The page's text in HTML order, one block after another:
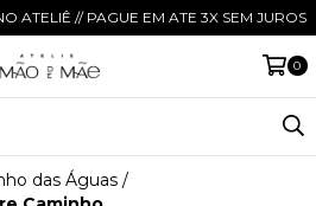
ATELIÊ // PAGUE EM ATE 3X SEM JUROS
0
das Águas /